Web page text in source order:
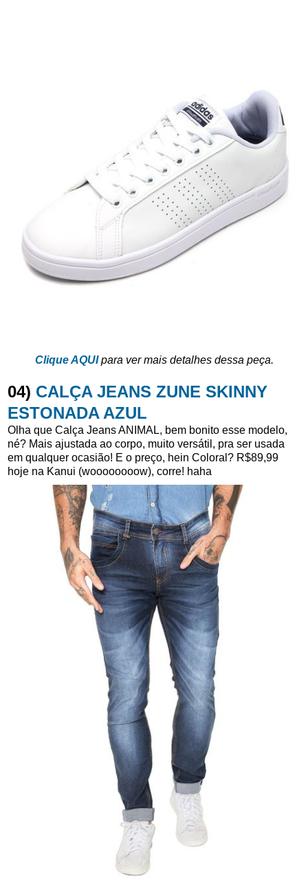
Clique AQUIpara ver mais detalhes dessa peça.
04) CALÇA JEANS ZUNE SKINNY
ESTONADA AZUL
Olha que Calça Jeans ANIMAL, bem bonito esse modelo,
né? Mais ajustada ao corpo, muito versátil, pra ser usada
em qualquer ocasião! E o preço, hein Coloral? R$89,99
hoje na Kanui (woooooooow), corre! haha